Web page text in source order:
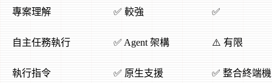
專案理解 ✅ 較強 ✅
自主任務執行 ✅ Agent 架構 ⚠️ 有限
執行指令 ✅ 原生支援 ✅ 整合終端機